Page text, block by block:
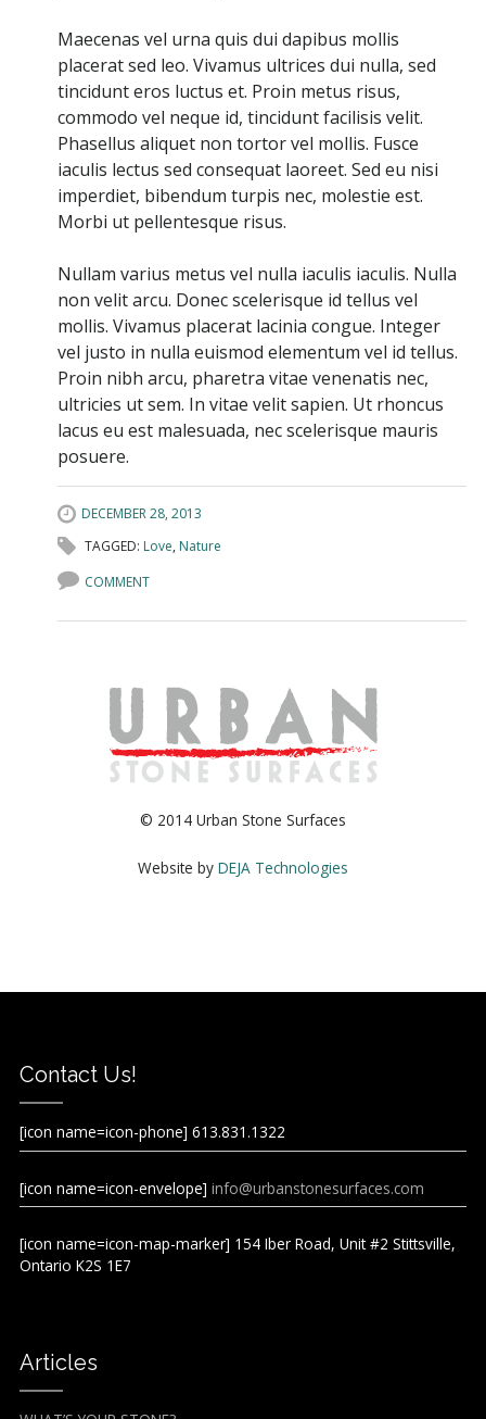
Maecenas vel urna quis dui dapibus mollis
placerat sed leo. Vivamus ultrices dui nulla, sed
tincidunt eros luctus et. Proin metus risus,
commodo vel neque id, tincidunt facilisis velit.
Phasellus aliquet non tortor vel mollis. Fusce
iaculis lectus sed consequat laoreet. Sed eu nisi
imperdiet, bibendum turpis nec, molestie est.
Morbi ut pellentesque risus.
Nullam varius metus vel nulla iaculis iaculis. Nulla
non velit arcu. Donec scelerisque id tellus vel
mollis. Vivamus placerat lacinia congue. Integer
vel justo in nulla euismod elementum vel id tellus.
Proin nibh arcu, pharetra vitae venenatis nec,
ultricies ut sem. In vitae velit sapien. Ut rhoncus
lacus eu est malesuada, nec scelerisque mauris
posuere.
DECEMBER 28, 2013
TAGGED: Love, Nature
COMMENT
© 2014 Urban Stone Surfaces
Website by DEJA Technologies
Contact Us!
[icon name=icon-phone] 613.831.1322
[icon name=icon-envelope] info@urbanstonesurfaces.com
[icon name=icon-map-marker] 154 Iber Road, Unit #2 Stittsville,
Ontario K2S 1E7
Articles